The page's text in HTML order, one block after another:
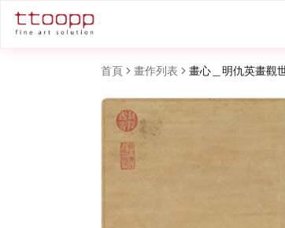
首頁 畫作列表 畫心＿明仇英畫觀